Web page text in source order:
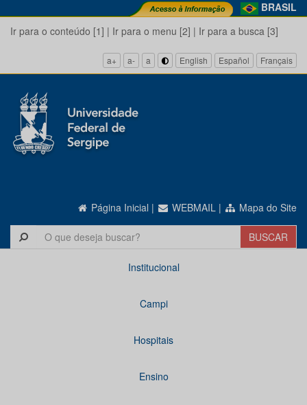
BRASIL
Ir para o conteúdo [1] | Ir para o menu [2] | Ir para a busca [3]
a+ a- a English Español Français
Página Inicial | WEBMAIL | Mapa do Site
Institucional
Campi
Hospitais
Ensino